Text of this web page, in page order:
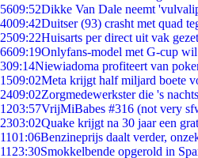
5609:52Dikke Van Dale neemt
4009:42Duitser (93) crasht met quad
2509:22Huisarts per direct uit vak
6609:19Onlyfans-model met G-cup
309:14Niewiadoma profiteert van
1509:02Meta krijgt half miljard boete
2409:02Zorgmedewerkster die 's
1203:57VrijMiBabes #316 (not very
2303:02Quake krijgt na 30 jaar een
1101:06Benzineprijs daalt verder,
11 23:30Smokkelbende opgerold in